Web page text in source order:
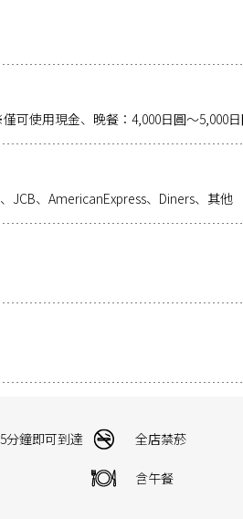
可使用現金、晚餐：4,000日圓～5,000
JCB、AmericanExpress、Diners、其他
分鐘即可到達 全店禁菸
含午餐